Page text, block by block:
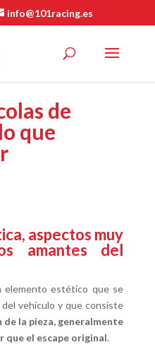
info@101racing.es
de
que
aspectos muy
amantes del
estético que se
vehículo y que consiste
de la pieza, generalmente
que el escape original.